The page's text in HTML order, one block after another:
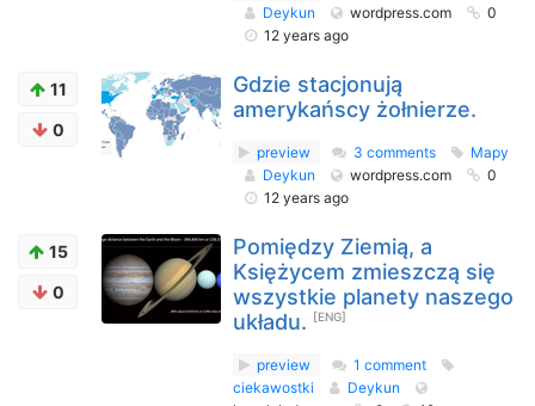
Deykun
wordpress.com
0
12 years ago
11
0
Gdzie stacjonują
amerykańscy żołnierze.
preview 3 comments
Mapy
Deykun
wordpress.com
0
12 years ago
15
0
Pomiędzy Ziemią, a
Księżycem zmieszczą się
wszystkie planety naszego
układu. [ENG]
preview
1 comment
ciekawostki
Deykun